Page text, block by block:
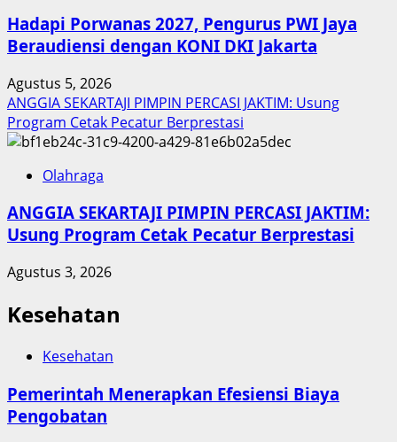
Hadapi Porwanas 2027, Pengurus PWI Jaya
Beraudiensi dengan KONI DKI Jakarta
Agustus 5, 2026
ANGGIA SEKARTAJI PIMPIN PERCASI JAKTIM: Usung
Program Cetak Pecatur Berprestasi
Olahraga
ANGGIA SEKARTAJI PIMPIN PERCASI JAKTIM:
Usung Program Cetak Pecatur Berprestasi
Agustus 3, 2026
Kesehatan
Kesehatan
Pemerintah Menerapkan Efesiensi Biaya
Pengobatan